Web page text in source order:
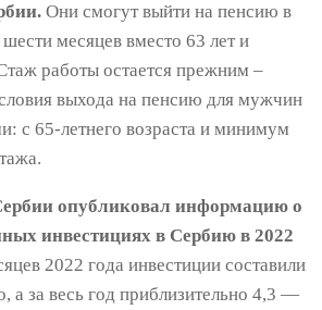
Они смогут выйти на пенсию в
месяцев вместо 63 лет и
работы остается прежним –
выхода на пенсию для мужчин
с 65-летнего возраста и минимум
опубликовал информацию о
инвестициях в Сербию в 2022
2022 года инвестиции составили
а за весь год приблизительно 4,3 —